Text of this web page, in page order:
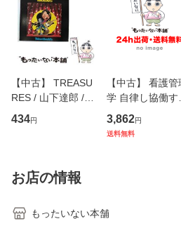
【中古】 TREASU
RES / 山下達郎 /
イーストウエス
ト・ジャパン [CD]
434円
【中古】 看護管
学 自律し協働す
専門職の看護マネ
ジメントスキル
3,862円
送料無料
お店の情報
もったいない本舗